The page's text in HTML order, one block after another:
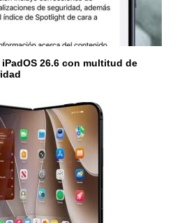
26.6 con multitud de